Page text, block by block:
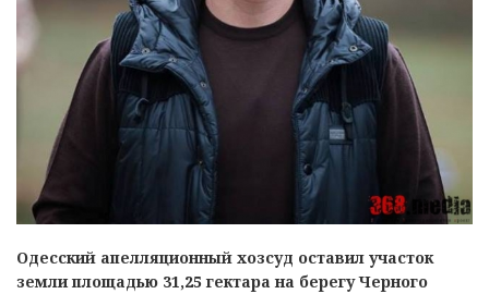
Одесский апелляционный хозсуд оставил участок
земли площадью 31,25 гектара на берегу Черного